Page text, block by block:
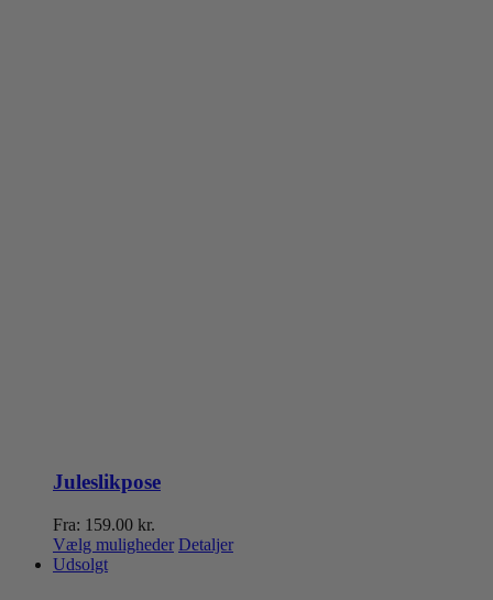
Juleslikpose
Fra: 159.00 kr.
Vælg muligheder Dette
Detaljer
Udsolgt